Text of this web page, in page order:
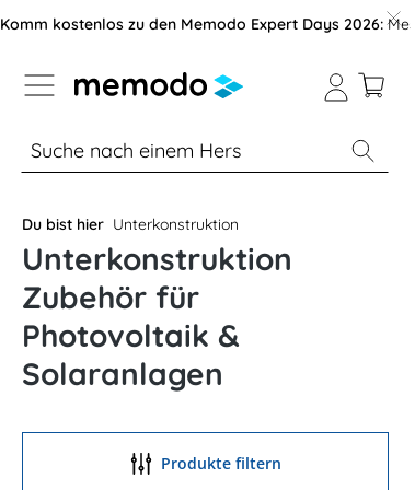
der B2B-Plattform springen
Komm kostenlos zu den Memodo Expert Days 2026:
% Sale Module Wechselrichter
Du bist hier Unterkonstruktion
Unterkonstruktion
Zubehör für
Photovoltaik &
Solaranlagen
Produkte filtern